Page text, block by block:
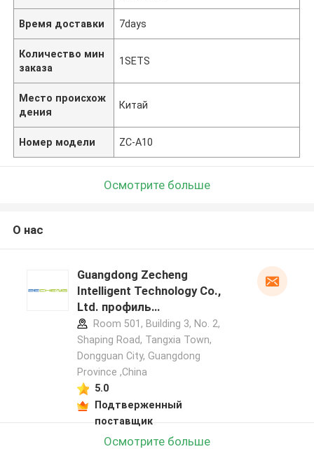
Время доставки 7days
Количество мин
заказа
1SETS
Место происхож
дения
Китай
Номер модели ZC-A10
Осмотрите больше
О нас
Guangdong Zecheng
Intelligent Technology Co.,
Ltd. профиль
производителя
Room 501, Building 3, No. 2,
Shaping Road, Tangxia Town,
Dongguan City, Guangdong
Province ,China
5.0
Подтверженный
поставщик
Осмотрите больше